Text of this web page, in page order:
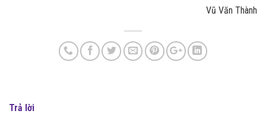
Vũ Văn Thành
Trả lời